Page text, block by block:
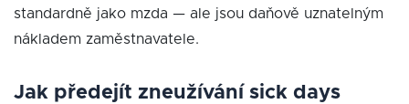
standardně jako mzda — ale jsou daňově uznatelným
nákladem zaměstnavatele.
Jak předejít zneužívání sick days